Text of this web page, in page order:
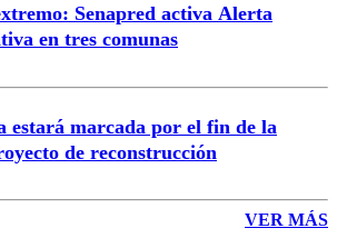
Senapred activa Alerta
en tres comunas
estará marcada por el fin de la
de reconstrucción
VER MÁS